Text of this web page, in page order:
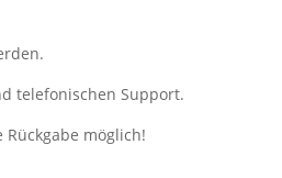
telefonischen Support.
möglich!